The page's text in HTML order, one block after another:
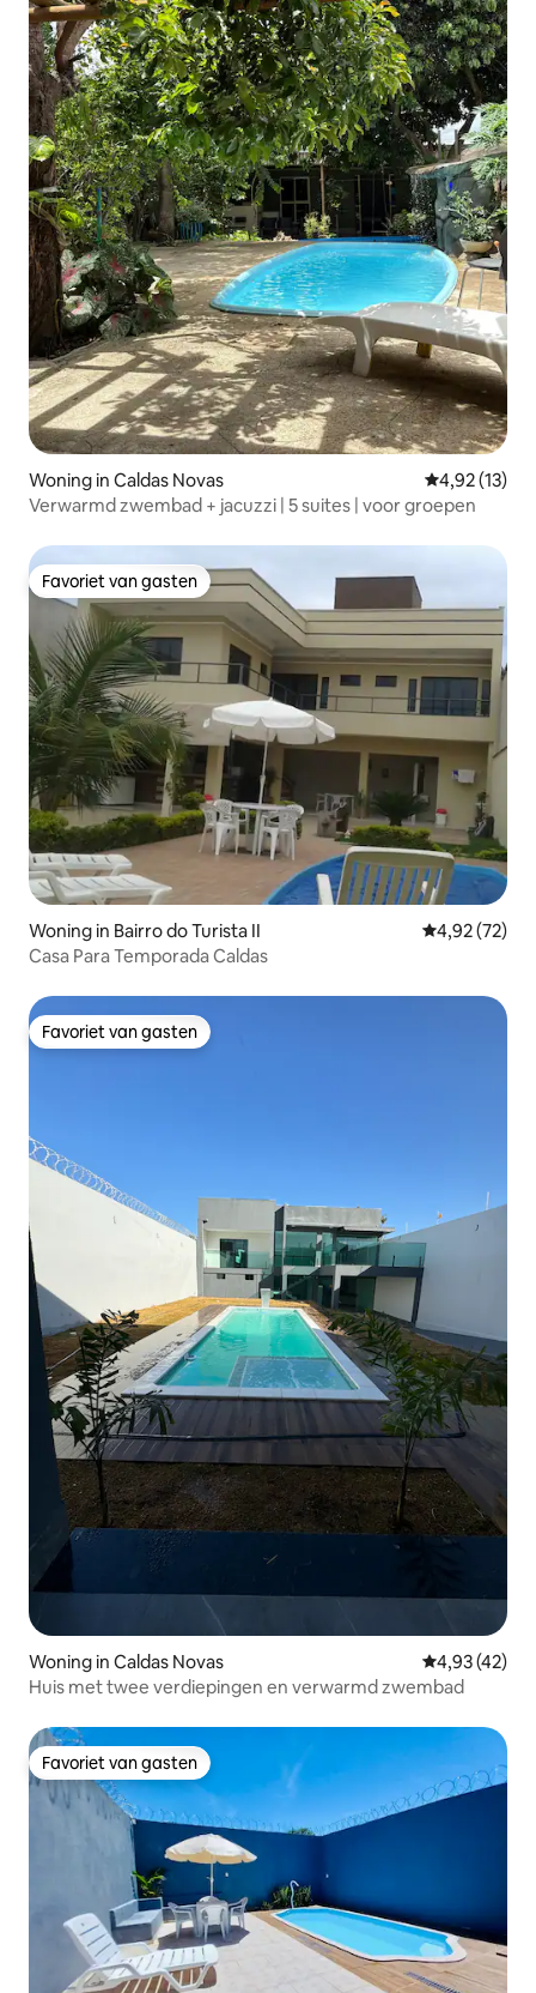
Woning in Caldas Novas Gemiddelde
4,92 (13)
Verwarmd zwembad + jacuzzi | 5 suites | voor groepen
Favoriet van gasten
Favoriet van gasten
Woning in Bairro do Turista II Gemiddelde
4,92 (72)
Casa Para Temporada Caldas
Favoriet van gasten
Favoriet van gasten
Woning in Caldas Novas Gemiddelde
4,93 (42)
Huis met twee verdiepingen en verwarmd zwembad
Favoriet van gasten
Favoriet van gasten